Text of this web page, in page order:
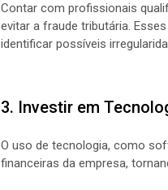
Contar com profissionais
evitar a fraude tributária.
identificar possíveis
3. Investir em
O uso de tecnologia, como
financeiras da empresa,